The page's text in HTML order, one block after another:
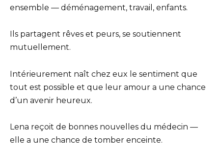
ensemble — déménagement, travail, enfants.
Ils partagent rêves et peurs, se soutiennent
mutuellement.
Intérieurement naît chez eux le sentiment que
tout est possible et que leur amour a une chance
d’un avenir heureux.
Lena reçoit de bonnes nouvelles du médecin —
elle a une chance de tomber enceinte.